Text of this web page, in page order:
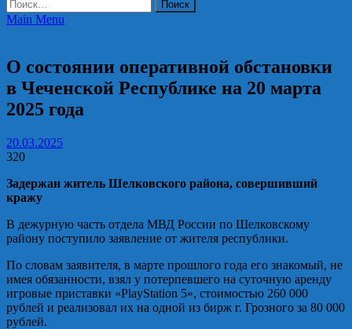
Main Menu
О состоянии оперативной обстановки
в Чеченской Республике на 20 марта
2025 года
20.03.2025
320
Задержан житель Шелковского района, совершивший
кражу
В дежурную часть отдела МВД России по Шелковскому
району поступило заявление от жителя республики.
По словам заявителя, в марте прошлого года его знакомый, не
имея обязанности, взял у потерпевшего на суточную аренду
игровые приставки «PlayStation 5», стоимостью 260 000
рублей и реализовал их на одной из бирж г. Грозного за 80 000
рублей.